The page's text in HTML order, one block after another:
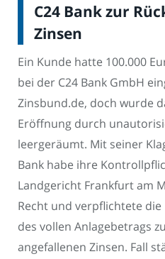
C24 Bank zur
Zinsen
Ein Kunde hatte 100.000
bei der C24 Bank GmbH
Zinsbund.de, doch wurde
Eröffnung durch
leergeräumt. Mit seiner
Bank habe ihre
Landgericht Frankfurt am
Recht und verpflichtete
des vollen Anlagebetrags
angefallenen Zinsen. Fall